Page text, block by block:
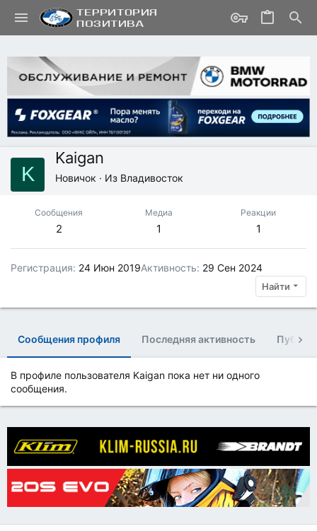
K
Kaigan
Новичок · Из Владивосток
Сообщения
2
Медиа
1
Реакции
1
Регистрация 24 Июн 2019Активность 29 Сен 2024
Найти
Сообщения профиля Последняя активность
В профиле пользователя Kaigan пока нет ни одного
сообщения.